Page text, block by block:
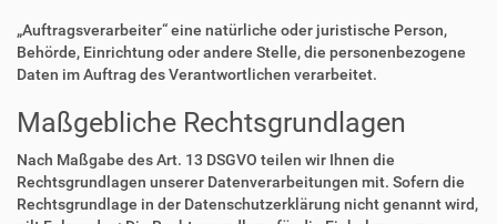
„Auftragsverarbeiter“ eine natürliche oder juristische Person,
Behörde, Einrichtung oder andere Stelle, die personenbezogene
Daten im Auftrag des Verantwortlichen verarbeitet.
Maßgebliche Rechtsgrundlagen
Nach Maßgabe des Art. 13 DSGVO teilen wir Ihnen die
Rechtsgrundlagen unserer Datenverarbeitungen mit. Sofern die
Rechtsgrundlage in der Datenschutzerklärung nicht genannt wird,